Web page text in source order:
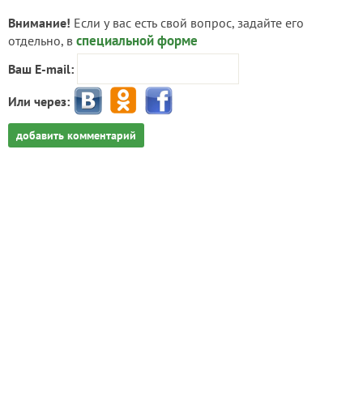
Внимание! Если у вас есть свой вопрос, задайте его
отдельно, в специальной форме
Ваш E-mail:
Или через:
добавить комментарий